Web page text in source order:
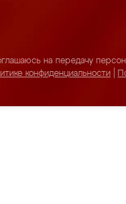
на передачу
конфиденциальности